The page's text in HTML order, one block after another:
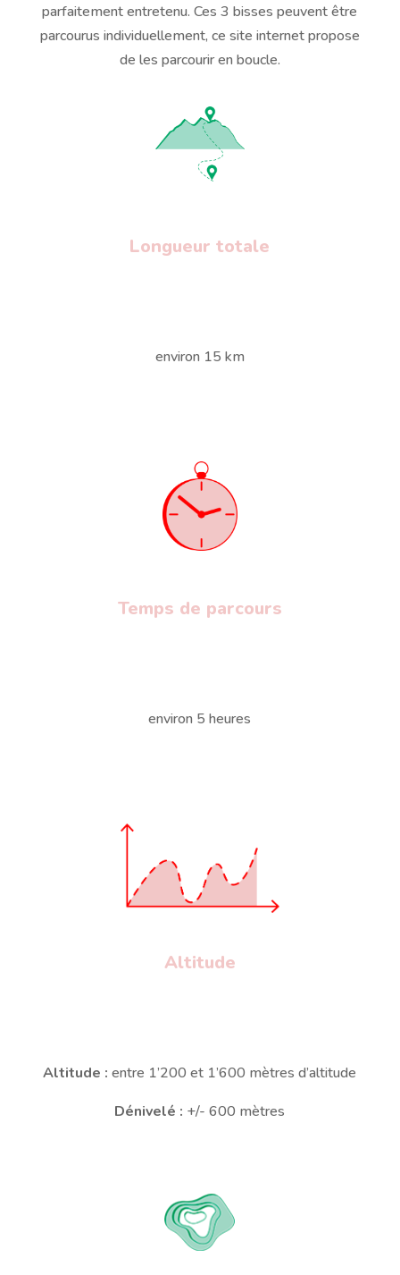
parfaitement entretenu. Ces 3 bisses peuvent être
parcourus individuellement, ce site internet propose
de les parcourir en boucle.
Longueur totale
environ 15 km
Temps de parcours
environ 5 heures
Altitude
Altitude :entre 1’200 et 1’600 mètres d’altitude
Dénivelé : +/- 600 mètres